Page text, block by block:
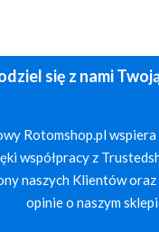
się z nami
Rotomshop.pl
współpracy z
naszych Klientów oraz
opinie o naszym